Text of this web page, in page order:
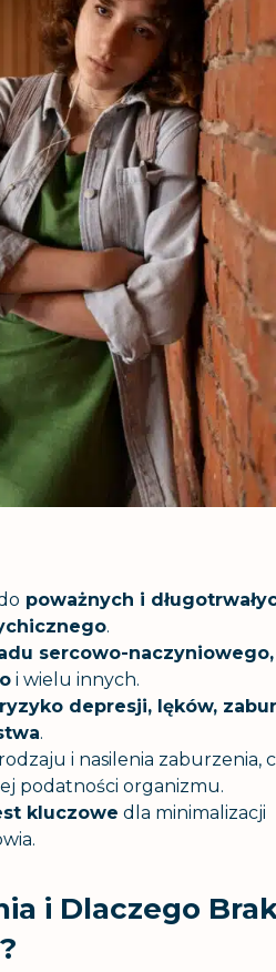
poważnych i
.
sercowo-
i wielu innych.
depresji, lęków,
.
i nasilenia zaburzenia,
podatności organizmu.
kluczowe dla minimalizacji
i Dlaczego